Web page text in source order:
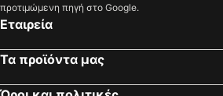
προτιμώμενη πηγή στο Google.
Εταιρεία
Τα προϊόντα μας